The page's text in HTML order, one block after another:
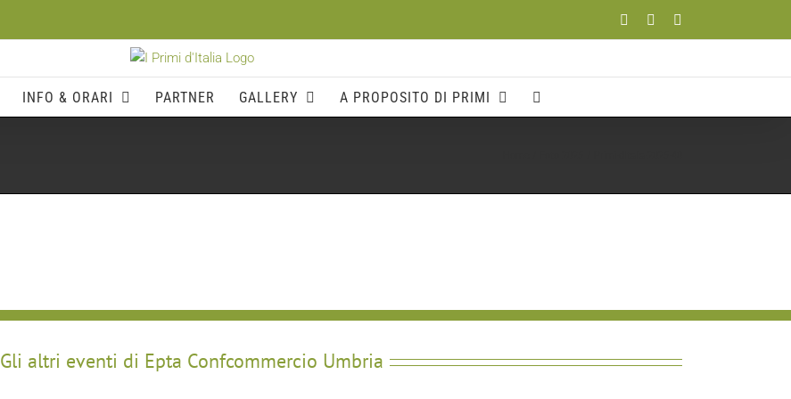
FacebookYouTube
INFO & ORARI PARTNER GALLERY A PROPOSITO DI PRIMI
Gli altri eventi di Epta Confcommercio Umbria